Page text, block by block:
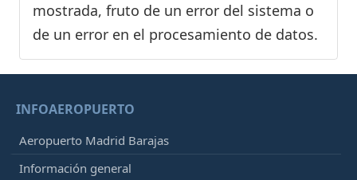
mostrada, fruto de un error del sistema o
de un error en el procesamiento de datos.
INFOAEROPUERTO
Aeropuerto Madrid Barajas
Información general